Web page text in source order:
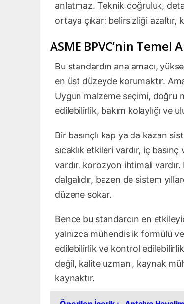
anlatmaz. Teknik doğruluk,
ortaya çıkar; belirsizliği azaltır,
ASME BPVC’nin Temel
Bu standardın ana amacı,
en üst düzeyde korumaktır.
Uygun malzeme seçimi, doğru
edilebilirlik, bakım kolaylığı ve
Bir basınçlı kap ya da kazan
sıcaklık etkileri vardır, iç
vardır, korozyon ihtimali
dalgalıdır, bazen de sistem
düzene sokar.
Bence bu standardın en
yalnızca mühendislik formülü
edilebilirlik ve kontrol edilebilirlik
değil, kalite uzmanı, kaynak
kaynaktır.